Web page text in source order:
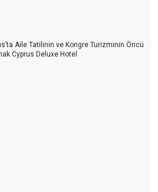
Aile Tatilinin ve Kongre Turizminin Öncü
Cyprus Deluxe Hotel